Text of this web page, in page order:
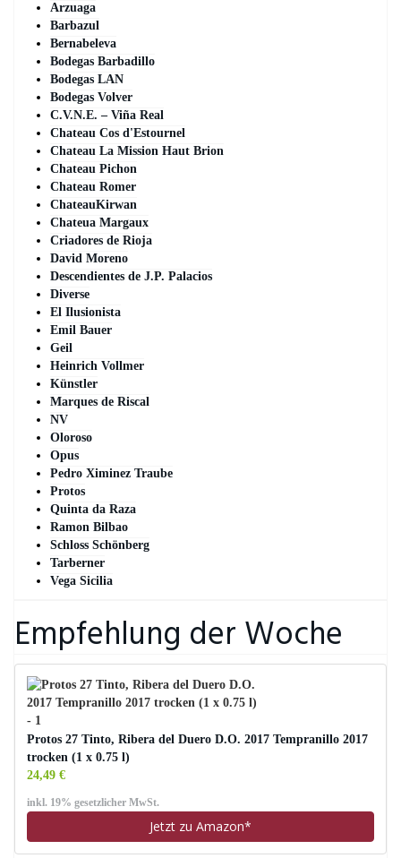
Arzuaga
Barbazul
Bernabeleva
Bodegas Barbadillo
Bodegas LAN
Bodegas Volver
C.V.N.E. – Viña Real
Chateau Cos d'Estournel
Chateau La Mission Haut Brion
Chateau Pichon
Chateau Romer
ChateauKirwan
Chateua Margaux
Criadores de Rioja
David Moreno
Descendientes de J.P. Palacios
Diverse
El Ilusionista
Emil Bauer
Geil
Heinrich Vollmer
Künstler
Marques de Riscal
NV
Oloroso
Opus
Pedro Ximinez Traube
Protos
Quinta da Raza
Ramon Bilbao
Schloss Schönberg
Tarberner
Vega Sicilia
Empfehlung der Woche
Protos 27 Tinto, Ribera del Duero D.O. 2017 Tempranillo 2017
trocken (1 x 0.75 l)
24,49 €
inkl. 19% gesetzlicher MwSt.
Jetzt zu Amazon*